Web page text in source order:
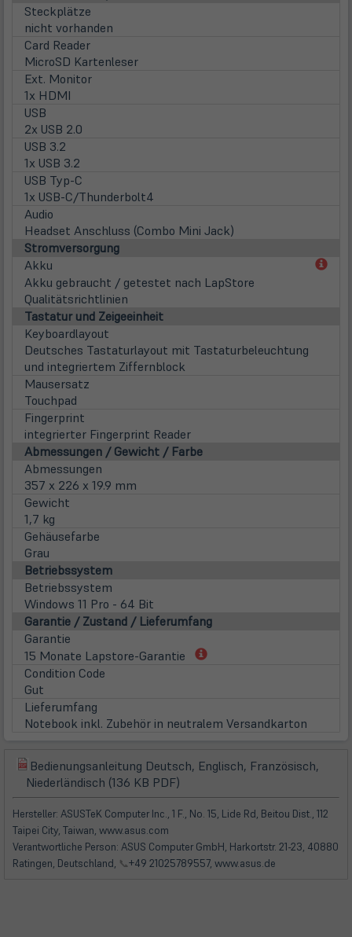
Steckplätze
nicht vorhanden
Card Reader
MicroSD Kartenleser
Ext. Monitor
1x HDMI
USB
2x USB 2.0
USB 3.2
1x USB 3.2
USB Typ-C
1x USB-C/Thunderbolt4
Audio
Headset Anschluss (Combo Mini Jack)
Stromversorgung
Akku
Akku gebraucht / getestet nach LapStore
Qualitätsrichtlinien
Tastatur und Zeigeeinheit
Keyboardlayout
Deutsches Tastaturlayout mit Tastaturbeleuchtung
und integriertem Ziffernblock
Mausersatz
Touchpad
Fingerprint
integrierter Fingerprint Reader
Abmessungen / Gewicht / Farbe
Abmessungen
357 x 226 x 19.9 mm
Gewicht
1,7 kg
Gehäusefarbe
Grau
Betriebssystem
Betriebssystem
Windows 11 Pro - 64 Bit
Garantie / Zustand / Lieferumfang
Garantie
15 Monate Lapstore-Garantie
(öffnet
Condition Code
Gut
Lieferumfang
Notebook inkl. Zubehör in neutralem Versandkarton
(öffnet
in
neuem
Tab)
Bedienungsanleitung Deutsch, Englisch, Französisch,
Niederländisch (136 KB PDF)
in
neuem
Hersteller: ASUSTeK Computer Inc., 1 F., No. 15, Lide Rd, Beitou Dist., 112
Taipei City, Taiwan, www.asus.com
Verantwortliche Person: ASUS Computer GmbH, Harkortstr. 21-23, 40880
Ratingen, Deutschland, 📞+49 21025789557, www.asus.de